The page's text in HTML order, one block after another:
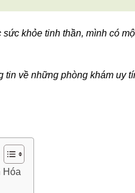
sức khỏe tinh thần, mình có
tin về những phòng khám uy
Hóa